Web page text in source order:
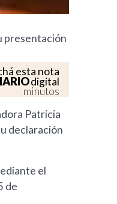
presentación
esta nota
digital
minutos
Patricia
declaración
el
de